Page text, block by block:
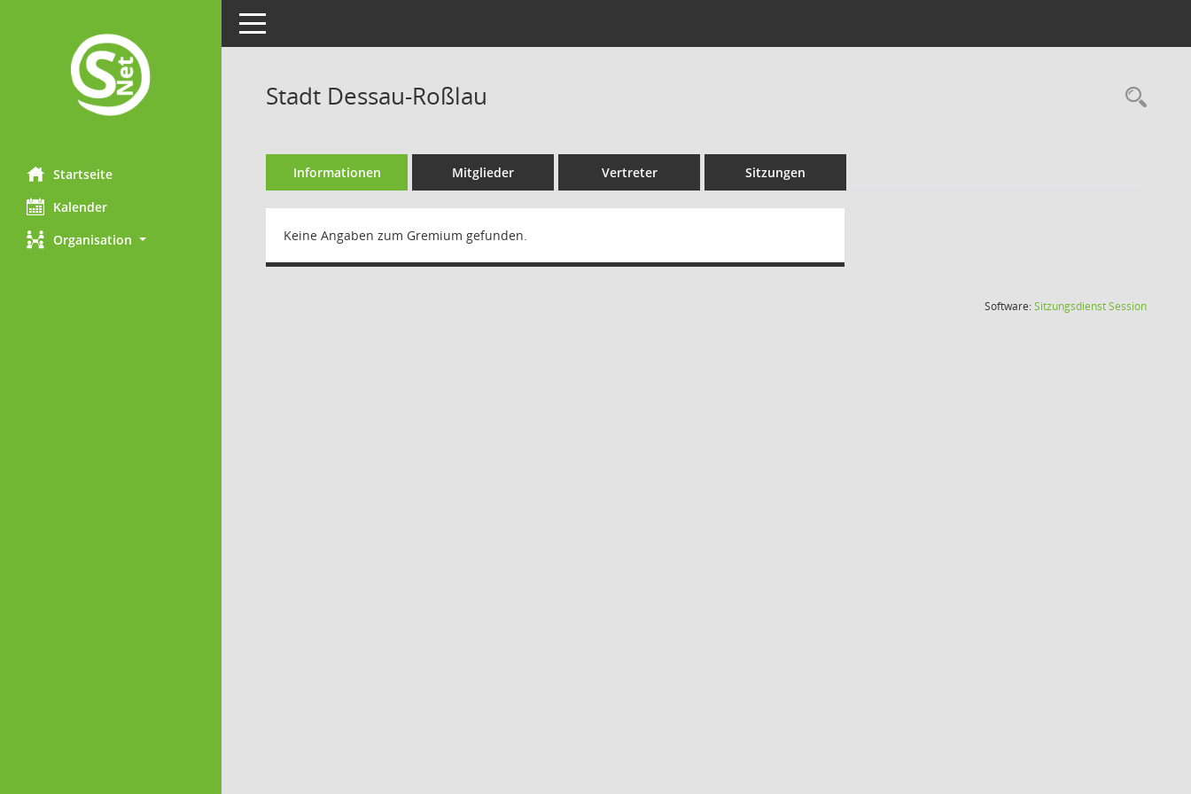
Startseite
Kalender
Organisation
Toggle navigation
Stadt Dessau-Roßlau
Informationen Mitglieder Vertreter Sitzungen
Keine Angaben zum Gremium gefunden.
Software:SitzungsdienstSession(Wird in